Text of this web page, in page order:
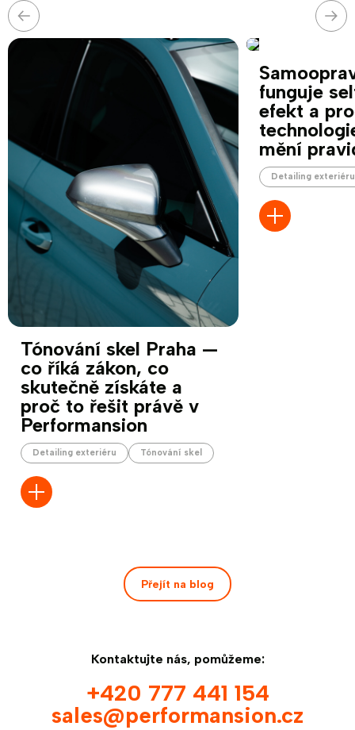
Tónování skel Praha —
co říká zákon, co
skutečně získáte a
proč to řešit právě v
Performansion
Detailing exteriéru Tónování skel
funguje
efekt a
mění
Detailing exteriéru
Předchozí
Přejít na blog
Kontaktujte nás, pomůžeme:
+420 777 441 154
sales@performansion.cz